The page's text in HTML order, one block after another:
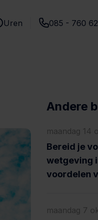
Uren 085 - 760
Andere
maandag 14
Bereid je
wetgeving
voordelen
maandag 7